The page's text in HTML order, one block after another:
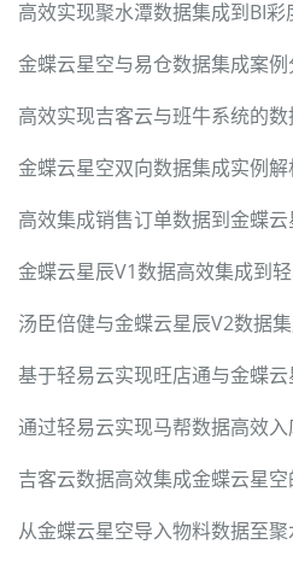
金蝶云星空与易仓数据集成案
高效实现吉客云与班牛系统的
金蝶云星空双向数据集成实例解
高效集成销售订单数据到金蝶云
金蝶云星辰V1数据高效集成到
基于轻易云实现旺店通与金蝶
通过轻易云实现马帮数据高效
吉客云数据高效集成金蝶云星
从金蝶云星空导入物料数据至